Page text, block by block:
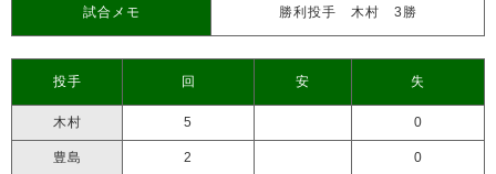
試合メモ 勝利投手 木村 3勝
投手 回 安 失
木村 5 0
豊島 2 0